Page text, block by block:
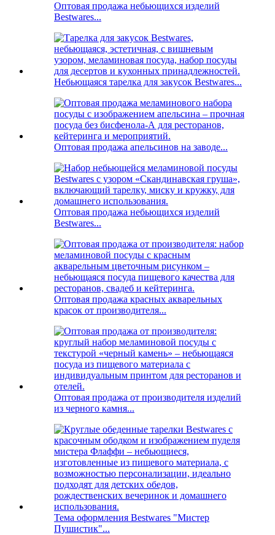
Оптовая продажа небьющихся изделий
Bestwares...
Небьющаяся тарелка для закусок Bestwares...
Оптовая продажа апельсинов на заводе...
Оптовая продажа небьющихся изделий
Bestwares...
Оптовая продажа красных акварельных
красок от производителя...
Оптовая продажа от производителя изделий
из черного камня...
Тема оформления Bestwares "Мистер
Пушистик"...